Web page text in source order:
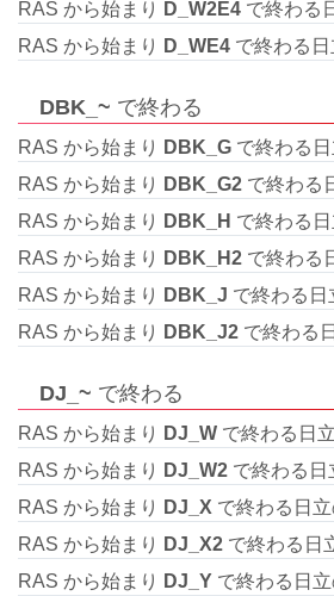
RAS から始まり D_W2E4 で終わる
RAS から始まり
D_WE4 で終わる
DBK_~ で終わる
RAS から始まり DBK_G で終わる
RAS から始まり
DBK_G2 で終わる
RAS から始まり
DBK_H で終わる
RAS から始まり
DBK_H2 で終わる
RAS から始まり
DBK_J で終わる日
RAS から始まり
DBK_J2 で終わる
DJ_~ で終わる
RAS から始まり DJ_W で終わる日
RAS から始まり
DJ_W2 で終わる日
RAS から始まり
DJ_X で終わる日
RAS から始まり
DJ_X2 で終わる日
RAS から始まり
DJ_Y で終わる日